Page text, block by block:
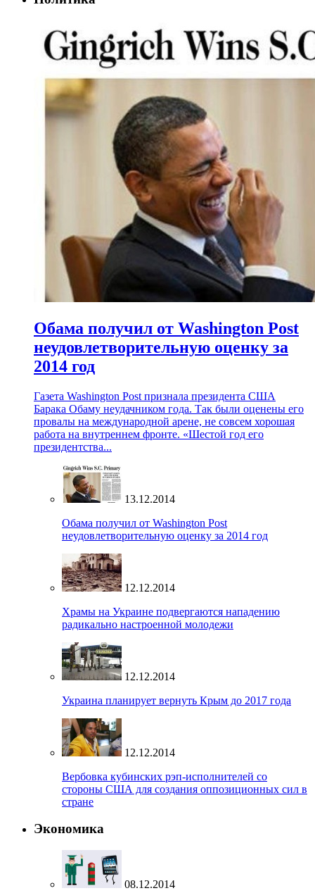
Обама получил от Washington Post
неудовлетворительную оценку за
2014 год
Газета Washington Post признала президента США
Барака Обаму неудачником года. Так были оценены его
провалы на международной арене, не совсем хорошая
работа на внутреннем фронте. «Шестой год его
президентства...
13.12.2014
Обама получил от Washington Post
неудовлетворительную оценку за 2014 год
12.12.2014
Храмы на Украине подвергаются нападению
радикально настроенной молодежи
12.12.2014
Украина планирует вернуть Крым до 2017 года
12.12.2014
Вербовка кубинских рэп-исполнителей со
стороны США для создания оппозиционных сил в
стране
Экономика
08.12.2014